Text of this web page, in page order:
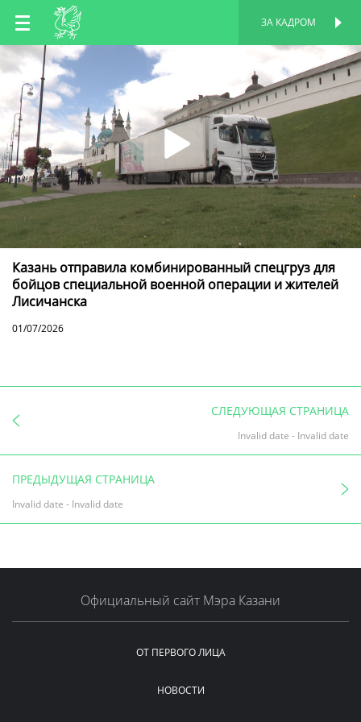
RU
TT
ЗА КАДРОМ
Казань отправила комбинированный спецгруз для
бойцов специальной военной операции и жителей
Лисичанска
01/07/2026
СЛЕДУЮЩАЯ СТРАНИЦА
Invalid date - Invalid date
ПРЕДЫДУЩАЯ СТРАНИЦА
Invalid date - Invalid date
Официальный сайт Мэра Казани
ОТ ПЕРВОГО ЛИЦА
НОВОСТИ
ПЕРСОНАЛЬНАЯ
СТРАНИЦА